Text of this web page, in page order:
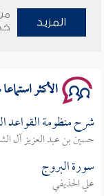
سلسلة محاضرات
المزيد
الأكثر
شرح منظومة القواعد
حسين بن عبد العزيز آل
سورة البروج
علي الحذيفي